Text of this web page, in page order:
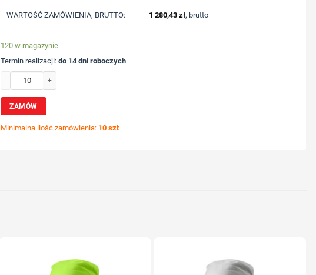
WARTOŚĆ ZAMÓWIENIA, BRUTTO: 1 280,43 zł, brutto
120 w magazynie
Termin realizacji: do 14 dni roboczych
ilość Bluza z niebarwionej bawełny z recyklingu Iqoniq Denali z nadrukiem Twojego logo, materiał:
ZAMÓW
Minimalna ilość zamówienia: 10 szt